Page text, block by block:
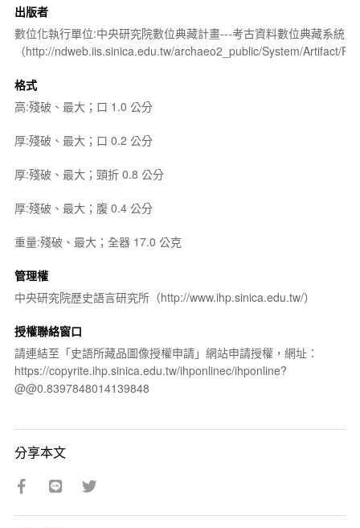
出版者
數位化執行單位:中央研究院數位典藏計畫---考古資料數位典藏系統
（http://ndweb.iis.sinica.edu.tw/archaeo2_public/System/Artifact/
格式
高:殘破、最大；口 1.0 公分
厚:殘破、最大；口 0.2 公分
厚:殘破、最大；頸折 0.8 公分
厚:殘破、最大；腹 0.4 公分
重量:殘破、最大；全器 17.0 公克
管理權
中央研究院歷史語言研究所（http://www.ihp.sinica.edu.tw/）
授權聯絡窗口
請連結至「史語所藏品圖像授權申請」網站申請授權，網址：
https://copyrite.ihp.sinica.edu.tw/ihponlinec/ihponline?
@@0.8397848014139848
分享本文